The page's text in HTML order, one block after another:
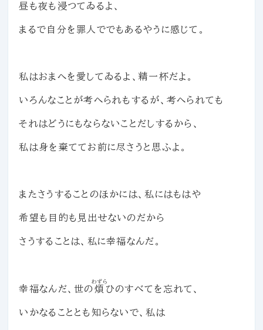
昼も夜も浸つてゐるよ、
まるで自分を罪人ででもあるやうに感じて。
私はおまへを愛してゐるよ、精一杯だよ。
いろんなことが考へられもするが、考へられても
それはどうにもならないことだしするから、
私は身を棄ててお前に尽さうと思ふよ。
またさうすることのほかには、私にはもはや
希望も目的も見出せないのだから
さうすることは、私に幸福なんだ。
幸福なんだ、世の 煩
わずら
ひのすべてを忘れて、
いかなることとも知らないで、私は